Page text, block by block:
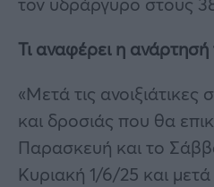
Τι αναφέρει η ανάρτησή
«Μετά τις
και δροσιάς που θα
Παρασκευή και το
Κυριακή 1/6/25 και